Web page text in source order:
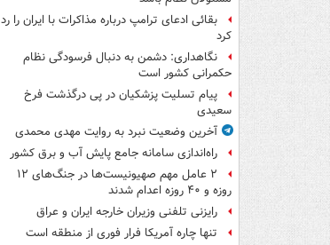
بقائی ادعای ترامپ درباره مذاکرات با ایران را رد
کرد
نگاهداری: دشمن به دنبال فرسودگی نظام
حکمرانی کشور است
پیام تسلیت پزشکیان در پی درگذشت فرخ
سعیدی
آخرین وضعیت نبرد به روایت مهدی محمدی
راه‌اندازی سامانه جامع پایش آب و برق کشور
۲ عامل مهم صهیونیست‌ها در جنگ‌های ۱۲
روزه و ۴۰ روزه اعدام شدند
رایزنی تلفنی وزیران خارجه ایران و عراق
تنها چاره آمریکا فرار فوری از منطقه است